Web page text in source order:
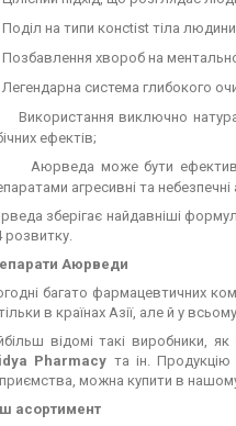
Поділ на типи консtist тіла
Позбавлення хвороб на
Легендарна система глибокого
Використання виключно
ефектів;
Аюрведа може бути
агресивні та небезпечні
зберігає найдавніші
розвитку.
Аюрведи
багато фармацевтичних
в країнах Азії, але й у всьому
відомі такі виробники, як
Pharmacy та ін. Продукцію
можна купити в
асортимент